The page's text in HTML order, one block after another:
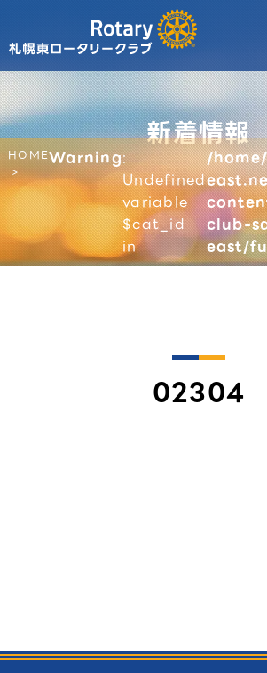
新着情報
HOMEWarning:
Undefined
variable
$cat_id
in
/
club-
east/
02304